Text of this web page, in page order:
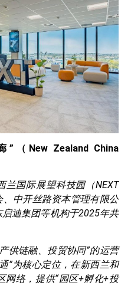
（New Zealand China
兰国际展望科技园（NEXT
中开丝路资本管理有限公
迪集团等机构于2025年共
供链融、投贸协同”的运营
”为核心定位，在新西兰和
网络，提供“园区+孵化+投